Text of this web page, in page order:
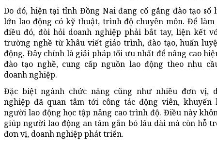
Do đó, hiện tại tỉnh Đồng Nai đang cố gắng đào tạo số
lớn lao động có kỹ thuật, trình độ chuyên môn. Để làm
điều đó, đòi hỏi doanh nghiệp phải bắt tay, liện kết
trường nghề từ khâu viết giáo trình, đào tạo, huấn
động. Đây chính là giải pháp tối ưu nhất để nâng cao
đào tạo nghề, cung cấp nguồn lao động theo nhu
doanh nghiệp.
Đặc biệt ngành chức năng cũng như nhiều đơn vị,
nghiệp đã quan tâm tới công tác động viên, khuyến
người lao động học tập nâng cao trình độ. Điều này
giúp người lao động an tâm gắn bó lâu dài mà còn hỗ
đơn vị, doanh nghiệp phát triển.